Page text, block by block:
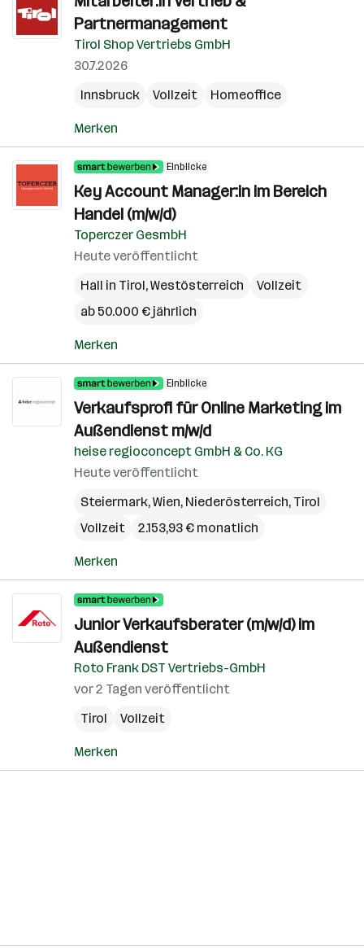
Partnermanagement
Tirol Shop Vertriebs GmbH
30.7.2026
Innsbruck
Vollzeit Homeoffice
Merken
Einblicke
Key Account Manager:in im Bereich
Handel (m/w/d)
Toperczer GesmbH
Heute veröffentlicht
Hall in Tirol,Westösterreich
Vollzeit
ab 50.000 € jährlich
Merken
Einblicke
Verkaufsprofi für Online Marketing im
Außendienst m/w/d
heise regioconcept GmbH & Co. KG
Heute veröffentlicht
Steiermark,Wien, Niederösterreich, Tirol
Vollzeit
2.153,93 € monatlich
Merken
Junior Verkaufsberater (m/w/d) im
Außendienst
Roto Frank DST Vertriebs-GmbH
vor 2 Tagen veröffentlicht
Tirol
Vollzeit
Merken